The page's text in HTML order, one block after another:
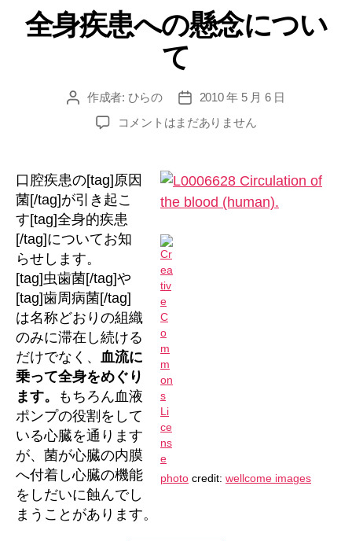
ゴ
リ
ー
全身疾患への懸念につい
て
投 作成者: ひらの
投
稿
日
2010 年 5 月 6 日
全
患
へ
の
懸
念
つ
い
て
へ
の
コメントはまだありません
photo credit: wellcome images
口腔疾患の[tag]原因
菌[/tag]が引き起こ
す[tag]全身的疾患
[/tag]についてお知
らせします。
[tag]虫歯菌[/tag]や
[tag]歯周病菌[/tag]
は名称どおりの組織
のみに滞在し続ける
だけでなく、 血流に
乗って全身をめぐり
ます。
もちろん血液
ポンプの役割をして
いる心臓を通ります
が、菌が心臓の内膜
へ付着し心臓の機能
をしだいに蝕んでし
まうことがあります。